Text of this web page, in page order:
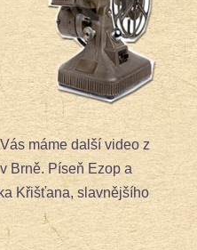
máme další video z
Brně. Píseň Ezop a
Křišťana, slavnějšího